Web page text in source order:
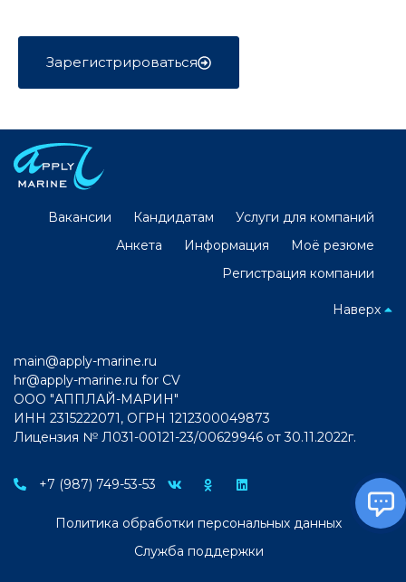
Зарегистрироваться
Вакансии Кандидатам
Услуги для компаний
Анкета
Информация
Моё резюме
Регистрация компании
Наверх
main@apply-marine.ru
hr@apply-marine.ru for CV
ООО "АППЛАЙ-МАРИН"
ИНН 2315222071, ОГРН 1212300049873
Лицензия № Л031-00121-23/00629946 от 30.11.2022г.
+7 (987) 749-53-53
Политика обработки персональных данных
Служба поддержки